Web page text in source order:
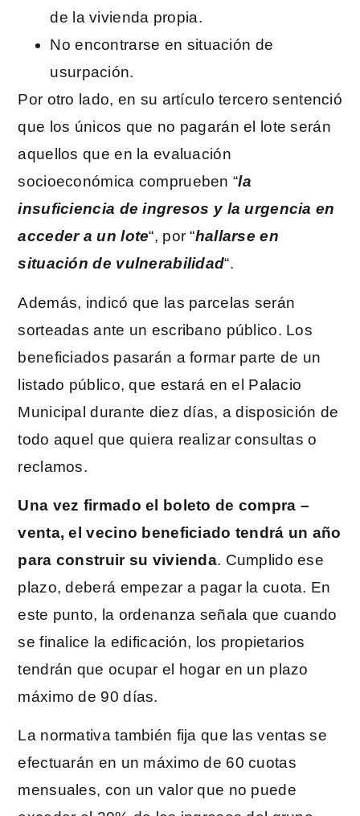
de la vivienda propia.
No encontrarse en situación de
usurpación.
Por otro lado, en su artículo tercero sentenció
que los únicos que no pagarán el lote serán
aquellos que en la evaluación
socioeconómica comprueben “la
insuficiencia de ingresos y la urgencia en
acceder a un lote“, por “hallarse en
situación de vulnerabilidad“.
Además, indicó que las parcelas serán
sorteadas ante un escribano público. Los
beneficiados pasarán a formar parte de un
listado público, que estará en el Palacio
Municipal durante diez días, a disposición de
todo aquel que quiera realizar consultas o
reclamos.
Una vez firmado el boleto de compra –
venta, el vecino beneficiado tendrá un año
para construir su vivienda. Cumplido ese
plazo, deberá empezar a pagar la cuota. En
este punto, la ordenanza señala que cuando
se finalice la edificación, los propietarios
tendrán que ocupar el hogar en un plazo
máximo de 90 días.
La normativa también fija que las ventas se
efectuarán en un máximo de 60 cuotas
mensuales, con un valor que no puede